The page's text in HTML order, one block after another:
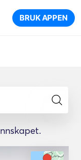
BRUK APPEN